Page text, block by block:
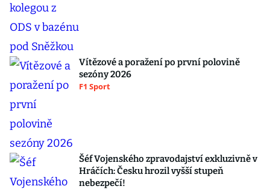
Vítězové a poražení po první polovině
sezóny 2026
F1 Sport
Šéf Vojenského zpravodajství exkluzivně v
Hráčích: Česku hrozil vyšší stupeň
nebezpečí!